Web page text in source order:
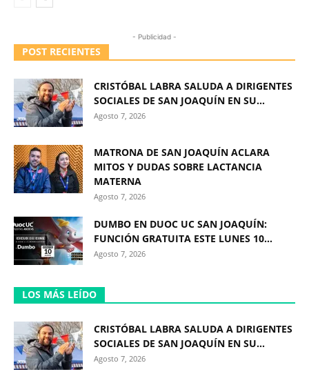
- Publicidad -
POST RECIENTES
CRISTÓBAL LABRA SALUDA A DIRIGENTES
SOCIALES DE SAN JOAQUÍN EN SU...
Agosto 7, 2026
MATRONA DE SAN JOAQUÍN ACLARA
MITOS Y DUDAS SOBRE LACTANCIA
MATERNA
Agosto 7, 2026
DUMBO EN DUOC UC SAN JOAQUÍN:
FUNCIÓN GRATUITA ESTE LUNES 10...
Agosto 7, 2026
LOS MÁS LEÍDO
CRISTÓBAL LABRA SALUDA A DIRIGENTES
SOCIALES DE SAN JOAQUÍN EN SU...
Agosto 7, 2026